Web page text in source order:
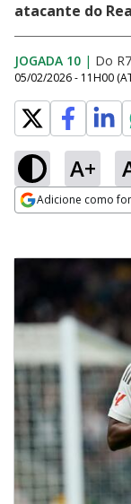
atacante do
JOGADA 10 | Do R7
05/02/2026 - 11H00
A+
Adicione como